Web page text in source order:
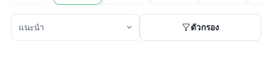
ตัวกรอง